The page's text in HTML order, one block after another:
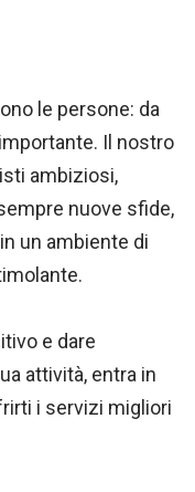
le persone: da
Il nostro
ambiziosi,
nuove sfide,
un ambiente di
e dare
attività, entra in
i servizi migliori